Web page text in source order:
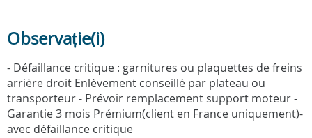
Observație(i)
- Défaillance critique : garnitures ou plaquettes de freins
arrière droit Enlèvement conseillé par plateau ou
transporteur - Prévoir remplacement support moteur -
Garantie 3 mois Prémium(client en France uniquement)-
avec défaillance critique